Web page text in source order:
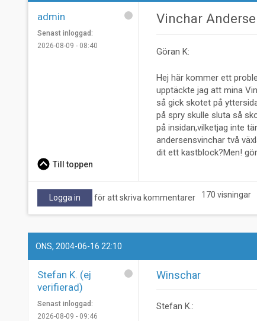
admin
Senast inloggad:
2026-08-09 - 08:40
Vinchar
Göran K:
Hej här kommer ett
upptäckte jag att mina
så gick skotet på
på spry skulle sluta så
på insidan,vilketjag inte
andersensvinchar två
dit ett kastblock?Men!
Till toppen
Logga in för att skriva kommentarer 170 visningar
ONS, 2004-06-16 22:10
Stefan K. (ej
verifierad)
Senast inloggad:
2026-08-09 - 09:46
Winschar
Stefan K.: